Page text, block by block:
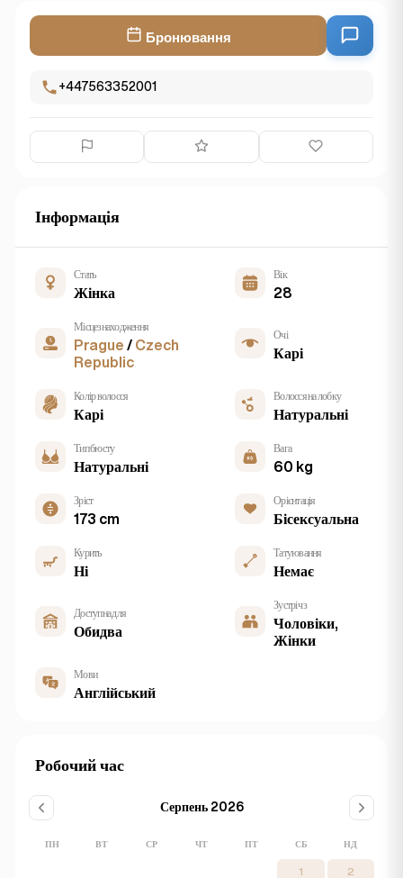
Бронювання
+447563352001
Інформація
Стать
Жінка
Вік
28
Місцезнаходження
Prague / Czech
Republic
Очі
Карі
Колір волосся
Карі
Волосся на лобку
Натуральні
Тип бюсту
Натуральні
Вага
60 kg
Зріст
173 cm
Орієнтація
Бісексуальна
Курить
Ні
Татуювання
Немає
Доступна для
Обидва
Зустріч з
Чоловіки,
Жінки
Мови
Англійський
Робочий час
Серпень 2026
ПН ВТ СР ЧТ ПТ СБ НД
1 2